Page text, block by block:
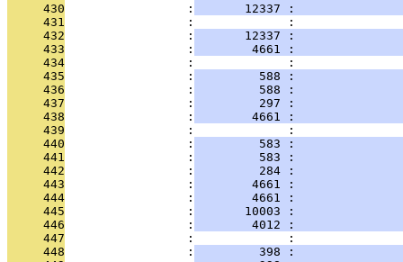
     430
                 :
12337 :
     431
:             :
     432
                 :
12337 :
     433
                 :
4661 :
     434
:             :
     435
                 :
588 :
     436
                 :
588 :
     437
                 :
297 :
     438
                 :
4661 :
     439
:             :
     440
                 :
583 :
     441
                 :
583 :
     442
                 :
284 :
     443
                 :
4661 :
     444
                 :
4661 :
     445
                 :
10003 :
     446
                 :
4012 :
     447
:             :
     448
                 :
398 :